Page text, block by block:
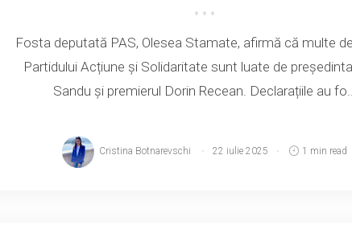
Fosta deputată PAS, Olesea Stamate, afirmă că multe
Partidului Acțiune și Solidaritate sunt luate de
Sandu și premierul Dorin Recean. Declarațiile au fo...
Cristina Botnarevschi 22 iulie 2025 1 min read